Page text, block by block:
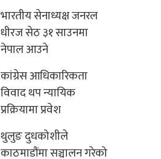
भारतीय सेनाध्यक्ष जनरल
धीरज सेठ ३१ साउनमा
नेपाल आउने
कांग्रेस आधिकारिकता
विवाद थप न्यायिक
प्रक्रियामा प्रवेश
थुलुङ दुधकोशीले
काठमाडौंमा सञ्चालन गरेको